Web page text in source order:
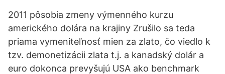
2011 pôsobia zmeny výmenného kurzu
amerického dolára na krajiny Zrušilo sa teda
priama vymeniteľnosť mien za zlato, čo viedlo k
tzv. demonetizácii zlata t.j. a kanadský dolár a
euro dokonca prevyšujú USA ako benchmark